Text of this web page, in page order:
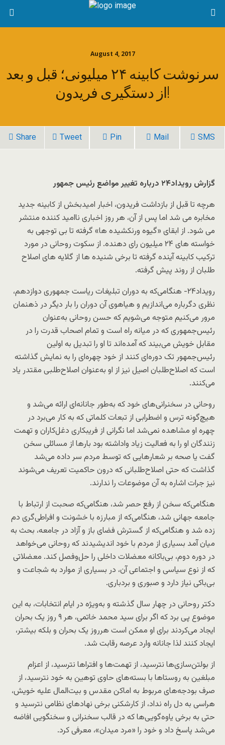
August 4, 2017
سرنوشت کابینه ۲۴ میلیونی؛ قبل و بعد
از دستگیری فریدون!
Share Tweet Pin Mail SMS
گزارش رویداد۲۴ درباره تغییر مواضع رئیس جمهور
هرچه تا قبل از بازداشت فریدون، اخبار امیدبخش از کابینه جدید
مخابره می شد اما پس از آن، هر روز اخباری ناامید کننده منتشر
می شود. از ابقای «گیوه ورنکشیده ها» گرفته تا بی توجهی به
خواسته های ۲۴ میلیون رای دهنده. از سکوت روحانی در مورد
ترکیب کابینه آینده گرفته تا برخی شنیده ها از گلایه های اصلاح
طلبان از روند پیش گرفته.
رویداد۲۴- هنگامی‌که به دوران تبلیغات ریاست جمهوری دوازدهم،
نظری دگرباره می‌اندازیم و هیاهوی آن دوران را بار دیگر در ذهنمان
مرور می‌کنیم متوجه می‌شویم که حسن روحانی به‌عنوان
رئیس‌جمهوری که در میانه راه است و تمام اصحاب قدرت را در
مقابل خویش می‌بیند که آمده‌اند تا او را تبدیل به اولین
رئیس‌جمهور تک دوره‌ای کنند از خود چهره‌ای را به نمایش گذاشته
است که اصلاح‌طلبان اصیل نیز از او به‌عنوان اصلاح‌طلبی مقتدر یاد
می‌کنند.
روحانی در سخنرانی‌های خود که به‌طور جانانه‌ای ارائه می‌شد و
هیچ‌گونه ترس و اضطرابی از تبعات کلماتی که به کار می‌برد در
چهره او مشاهده نمی‌شد اما نگرانی از فریبکاری دغل‌کاران و تهمت
زنندگان او را به فعالیت زیاد وا‌داشته بود بارها از مسائلی سخن
گفت یا صحه بر شعارهایی که توسط مردم سر داده می‌شد
گذاشت که حتی اصلاح‌طلبانی که درون حاکمیت تعریف می‌شوند
نیز جرات اشاره به آن موضوعات را ندارند.
هنگامی‌که سخن از رفع حصر شد، هنگامی‌که صحبت از ارتباط با
جامعه جهانی شد، هنگامی‌که از مبارزه با خشونت و افراطی‌گری دم
زده شد و هنگامی‌که از گسترش فضای باز و آزاد در جامعه، بحث به
میان آمد بسیاری از مردم با خود اندیشیدند که روحانی می‌خواهد
در دوره دوم، بی‌باکانه معضلات داخلی را حل‌وفصل کند. معضلاتی
که از نوع سیاسی و اجتماعی آن، در بسیاری از موارد به شجاعت و
بی‌باکی نیاز دارد و صبوری و بردباری.
دکتر روحانی در چهار سال گذشته و به‌ویژه در ایام انتخابات، به این
موضوع پی برد که اگر برای سید محمد خاتمی، هر ۹ روز یک بحران
ایجاد می‌کردند برای او ممکن است هرروز یک بحران و بلکه بیشتر،
ایجاد کنند لذا جانانه وارد عرصه رقابت شد.
از بولتن‌سازی‌ها نترسید، از تهمت‌ها و افتراها نترسید، از اعزام
مبلغین به روستاها با بسته‌های حاوی توهین به خود نترسید، از
صرف بودجه‌های مربوط به اماکن مقدس و بیت‌المال علیه خویش،
هراسی به دل راه نداد، از کارشکنی برخی نهادهای نظامی نترسید و
حتی به برخی یاوه‌گویی‌ها که در قالب سخنرانی و سخنگویی افاضه
می‌شد پاسخ داد و خود را «مرد میدان»، معرفی کرد.